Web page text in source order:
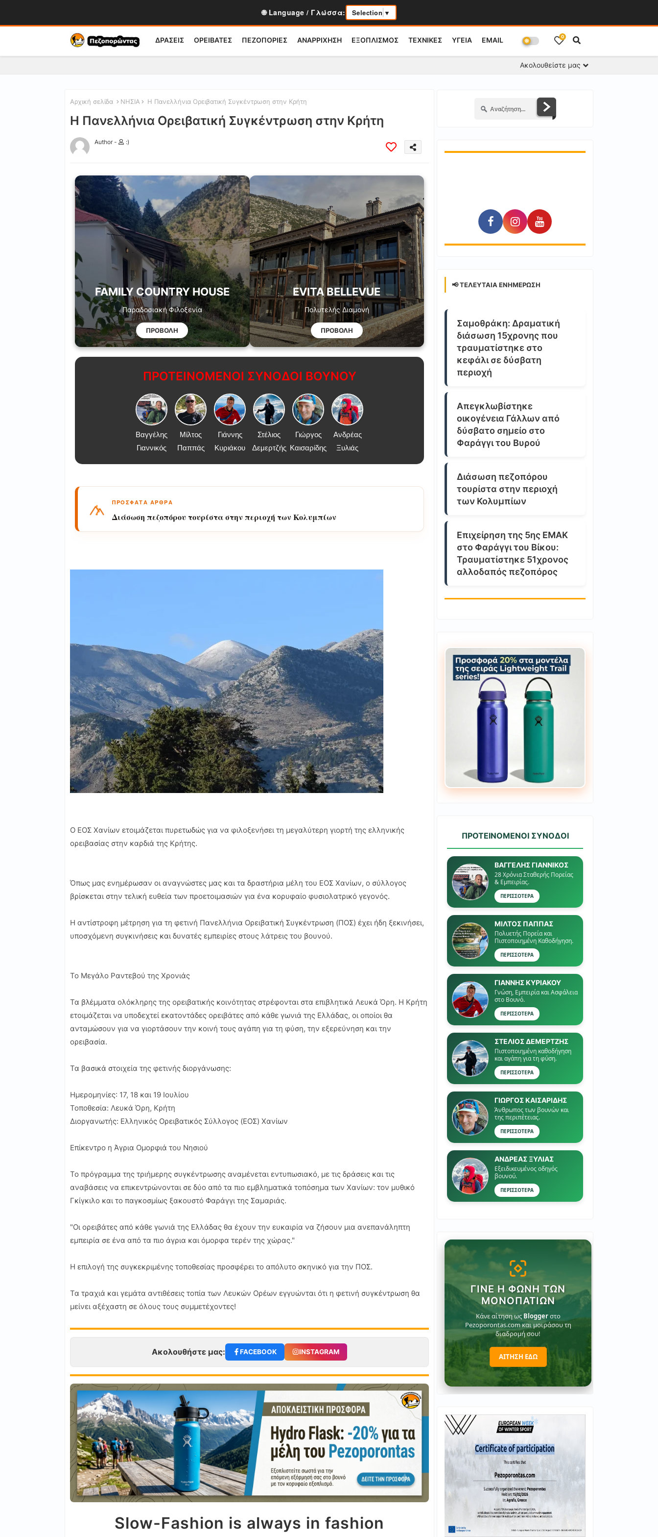
🌐 Language / Γλώσσα: Selection ▼
ΔΡΑΣΕΙΣ ΟΡΕΙΒΑΤΕΣ ΠΕΖΟΠΟΡΙΕΣ ΑΝΑΡΡΙΧΗΣΗ ΕΞΟΠΛΙΣΜΟΣ ΤΕΧΝΙΚΕΣ ΥΓΕΙΑ EMAIL 0
Ακολουθείστε μας
Αρχική σελίδα ΝΗΣΙΑ Η Πανελλήνια Ορειβατική Συγκέντρωση στην Κρήτη
Η Πανελλήνια Ορειβατική Συγκέντρωση στην Κρήτη
Author - :)
FAMILY COUNTRY HOUSE
Παραδοσιακή Φιλοξενία
ΠΡΟΒΟΛΗ
EVITA BELLEVUE
Πολυτελής Διαμονή
ΠΡΟΒΟΛΗ
ΠΡΟΤΕΙΝΟΜΕΝΟΙ ΣΥΝΟΔΟΙ ΒΟΥΝΟΥ
Βαγγέλης
Γιαννικός
Μίλτος
Παππάς
Γιάννης
Κυριάκου
Στέλιος
Δεμερτζής
Γιώργος
Καισαρίδης
Ανδρέας
Ξυλιάς
ΠΡΟΣΦΑΤΑ ΑΡΘΡΑ
Διάσωση πεζοπόρου τουρίστα στην περιοχή των Κολυμπίων
Ο ΕΟΣ Χανίων ετοιμάζεται πυρετωδώς για να φιλοξενήσει τη μεγαλύτερη γιορτή της ελληνικής
ορειβασίας στην καρδιά της Κρήτης.
Όπως μας ενημέρωσαν οι αναγνώστες μας και τα δραστήρια μέλη του ΕΟΣ Χανίων, ο σύλλογος
βρίσκεται στην τελική ευθεία των προετοιμασιών για ένα κορυφαίο φυσιολατρικό γεγονός.
Η αντίστροφη μέτρηση για τη φετινή Πανελλήνια Ορειβατική Συγκέντρωση (ΠΟΣ) έχει ήδη ξεκινήσει,
υποσχόμενη συγκινήσεις και δυνατές εμπειρίες στους λάτρεις του βουνού.
Το Μεγάλο Ραντεβού της Χρονιάς
Τα βλέμματα ολόκληρης της ορειβατικής κοινότητας στρέφονται στα επιβλητικά Λευκά Όρη. Η Κρήτη
ετοιμάζεται να υποδεχτεί εκατοντάδες ορειβάτες από κάθε γωνιά της Ελλάδας, οι οποίοι θα
ανταμώσουν για να γιορτάσουν την κοινή τους αγάπη για τη φύση, την εξερεύνηση και την
ορειβασία.
Τα βασικά στοιχεία της φετινής διοργάνωσης:
Ημερομηνίες: 17, 18 και 19 Ιουλίου
Τοποθεσία: Λευκά Όρη, Κρήτη
Διοργανωτής: Ελληνικός Ορειβατικός Σύλλογος (ΕΟΣ) Χανίων
Επίκεντρο η Άγρια Ομορφιά του Νησιού
Το πρόγραμμα της τριήμερης συγκέντρωσης αναμένεται εντυπωσιακό, με τις δράσεις και τις
αναβάσεις να επικεντρώνονται σε δύο από τα πιο εμβληματικά τοπόσημα των Χανίων: τον μυθικό
Γκίγκιλο και το παγκοσμίως ξακουστό Φαράγγι της Σαμαριάς.
"Οι ορειβάτες από κάθε γωνιά της Ελλάδας θα έχουν την ευκαιρία να ζήσουν μια ανεπανάληπτη
εμπειρία σε ένα από τα πιο άγρια και όμορφα τερέν της χώρας."
Η επιλογή της συγκεκριμένης τοποθεσίας προσφέρει το απόλυτο σκηνικό για την ΠΟΣ.
Τα τραχιά και γεμάτα αντιθέσεις τοπία των Λευκών Ορέων εγγυώνται ότι η φετινή συγκέντρωση θα
μείνει αξέχαστη σε όλους τους συμμετέχοντες!
Ακολουθήστε μας: FACEBOOK INSTAGRAM
Slow-Fashion is always in fashion
📢 ΤΕΛΕΥΤΑΊΑ ΕΝΗΜΈΡΩΣΗ
Σαμοθράκη: Δραματική
διάσωση 15χρονης που
τραυματίστηκε στο
κεφάλι σε δύσβατη
περιοχή
Απεγκλωβίστηκε
οικογένεια Γάλλων από
δύσβατο σημείο στο
Φαράγγι του Βυρού
Διάσωση πεζοπόρου
τουρίστα στην περιοχή
των Κολυμπίων
Επιχείρηση της 5ης ΕΜΑΚ
στο Φαράγγι του Βίκου:
Τραυματίστηκε 51χρονος
αλλοδαπός πεζοπόρος
ΠΡΟΤΕΙΝΟΜΕΝΟΙ ΣΥΝΟΔΟΙ
ΒΑΓΓΕΛΗΣ ΓΙΑΝΝΙΚΟΣ
28 Χρόνια Σταθερής Πορείας
& Εμπειρίας.
ΠΕΡΙΣΣΟΤΕΡΑ
ΜΙΛΤΟΣ ΠΑΠΠΑΣ
Πολυετής Πορεία και
Πιστοποιημένη Καθοδήγηση.
ΠΕΡΙΣΣΟΤΕΡΑ
ΓΙΑΝΝΗΣ ΚΥΡΙΑΚΟΥ
Γνώση, Εμπειρία και Ασφάλεια
στο Βουνό.
ΠΕΡΙΣΣΟΤΕΡΑ
ΣΤΕΛΙΟΣ ΔΕΜΕΡΤΖΗΣ
Πιστοποιημένη καθοδήγηση
και αγάπη για τη φύση.
ΠΕΡΙΣΣΟΤΕΡΑ
ΓΙΏΡΓΟΣ ΚΑΙΣΑΡΙΔΗΣ
Άνθρωπος των βουνών και
της περιπέτειας.
ΠΕΡΙΣΣΟΤΕΡΑ
ΑΝΔΡΕΑΣ ΞΥΛΙΑΣ
Εξειδικευμένος οδηγός
βουνού.
ΠΕΡΙΣΣΟΤΕΡΑ
ΓΊΝΕ Η ΦΩΝΉ ΤΩΝ
ΜΟΝΟΠΑΤΙΏΝ
Κάνε αίτηση ως Bloggerστο
Pezoporontas.com και μοιράσου τη
διαδρομή σου!
ΑΙΤΗΣΗ ΕΔΩ